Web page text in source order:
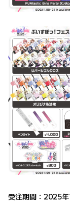
受注期間：2025